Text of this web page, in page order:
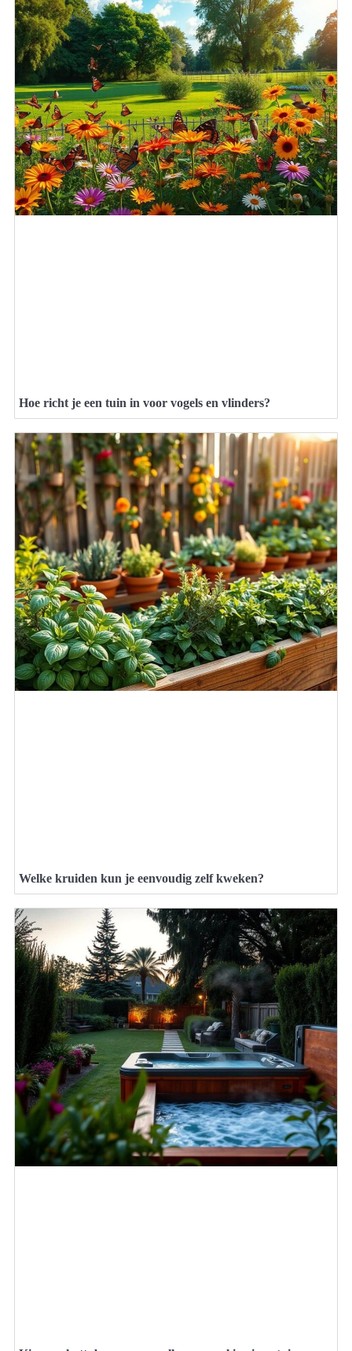
Hoe richt je een tuin in voor vogels en vlinders?
Welke kruiden kun je eenvoudig zelf kweken?